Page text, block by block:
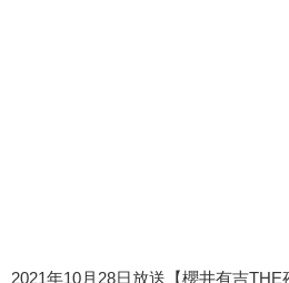
2021年10月28日放送【櫻井有吉